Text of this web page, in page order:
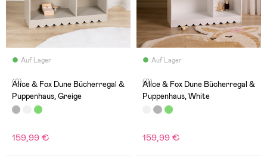
Auf Lager
(0)
Alice & Fox Dune Bücherregal &
Puppenhaus, Greige
159,99 €
Auf Lager
(0)
Alice & Fox Dune Bücherregal &
Puppenhaus, White
159,99 €